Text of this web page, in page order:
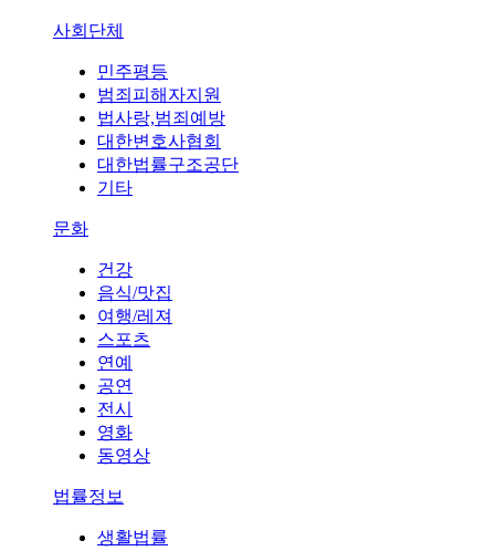
사회단체
민주평등
범죄피해자지원
법사랑,범죄예방
대한변호사협회
대한법률구조공단
기타
문화
건강
음식/맛집
여행/레져
스포츠
연예
공연
전시
영화
동영상
법률정보
생활법률